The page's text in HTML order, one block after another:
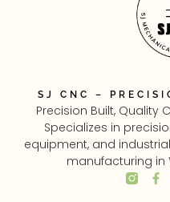
SJ CNC –
Precision Built, Quality
Specializes in
equipment, and
manufacturing in